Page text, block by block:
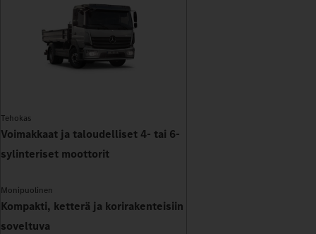
Tehokas
Voimakkaat ja taloudelliset 4- tai 6-
sylinteriset moottorit
Monipuolinen
Kompakti, ketterä ja korirakenteisiin
soveltuva